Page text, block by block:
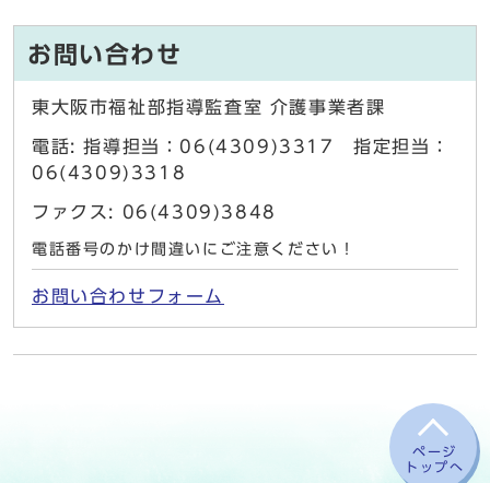
お問い合わせ
東大阪市福祉部指導監査室 介護事業者課
電話: 指導担当：06(4309)3317 指定担当：
06(4309)3318
ファクス: 06(4309)3848
電話番号のかけ間違いにご注意ください！
お問い合わせフォーム
ページ
トップへ